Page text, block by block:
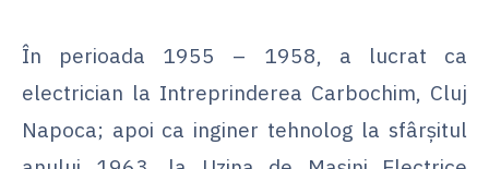
În perioada 1955 – 1958, a lucrat ca
electrician la Intreprinderea Carbochim, Cluj
Napoca; apoi ca inginer tehnolog la sfârșitul